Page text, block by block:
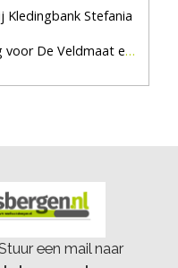
Stefania
De Veldmaat en De Pas
een mail naar